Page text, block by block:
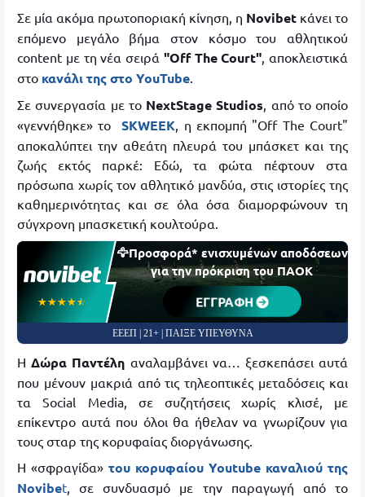
Σε μία ακόμα πρωτοποριακή κίνηση, η Novibet κάνει το
επόμενο μεγάλο βήμα στον κόσμο του αθλητικού
content με τη νέα σειρά "Off The Court", αποκλειστικά
στο κανάλι της στο YouTube.
Σε συνεργασία με το NextStage Studios, από το οποίο
«γεννήθηκε» τοSKWEEK, η εκπομπή "Off The Court"
αποκαλύπτει την αθεάτη πλευρά του μπάσκετ και της
ζωής εκτός παρκέ: Εδώ, τα φώτα πέφτουν στα
πρόσωπα χωρίς τον αθλητικό μανδύα, στις ιστορίες της
καθημερινότητας και σε όλα όσα διαμορφώνουν τη
σύγχρονη μπασκετική κουλτούρα.
☆☆☆☆☆
★★★★★
🦅Προσφορά* ενισχυμένων αποδόσεων
για την πρόκριση του ΠΑΟΚ
ΕΓΓΡΑΦΗ
ΕΕΕΠ | 21+ | ΠΑΙΞΕ ΥΠΕΥΘΥΝΑ
ΗΔώρα Παντέλη αναλαμβάνει να… ξεσκεπάσει αυτά
που μένουν μακριά από τις τηλεοπτικές μεταδόσεις και
τα Social Media, σε συζητήσεις χωρίς κλισέ, με
επίκεντρο αυτά που όλοι θα ήθελαν να γνωρίζουν για
τους σταρ της κορυφαίας διοργάνωσης.
Η «σφραγίδα» του κορυφαίου Youtube καναλιού της
Novibet, σε συνδυασμό με την παραγωγή από το